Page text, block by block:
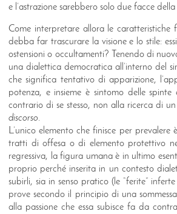
e l’astrazione sarebbero solo due facce
Come interpretare allora le
debba far trascurare la visione e lo stile:
ostensioni o occultamenti? Tenendo di
una dialettica democratica all’interno del
che significa tentativo di apparizione,
potenza, e insieme è sintomo delle
contrario di se stesso, non alla ricerca di
discorso.
L’unico elemento che finisce per
tratti di offesa o di elemento protettivo
regressiva, la figura umana è in ultimo
proprio perché inserita in un contesto
subirli, sia in senso pratico (le “ferite”
prove secondo il principio di una
alla passione che essa subisce fa da